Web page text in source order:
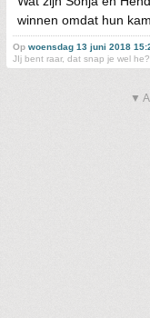
winnen omdat hun
Op woensdag 13 juni 2018
JIj bent raar, dat snap je wel
▼